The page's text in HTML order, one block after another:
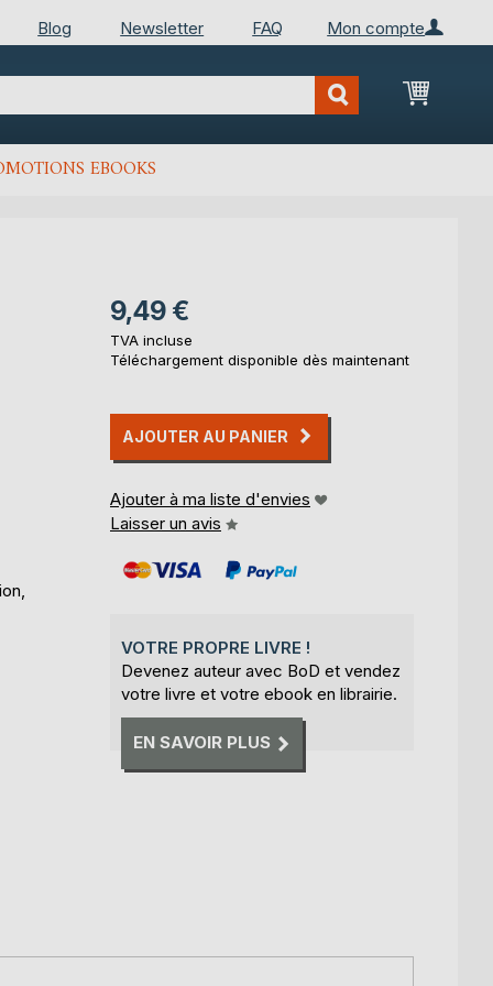
Mon compte
Blog Newsletter FAQ
Mon
EBOOKS
9,49 €
TVA incluse
Téléchargement disponible dès maintenant
AJOUTER AU PANIER
Ajouter à ma liste d'envies
Laisser un avis
VOTRE PROPRE LIVRE !
Devenez auteur avec BoD et vendez
votre livre et votre ebook en librairie.
EN SAVOIR PLUS